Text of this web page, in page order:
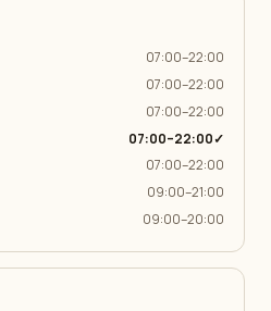
07:00–22:00
07:00–22:00
07:00–22:00
07:00–22:00✓
07:00–22:00
09:00–21:00
09:00–20:00